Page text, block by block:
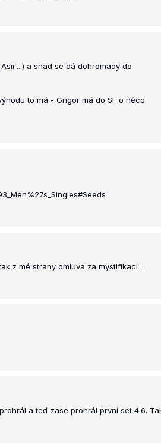
...) a snad se dá dohromady do
to má - Grigor má do SF o něco
z mé strany omluva za mystifikaci ..
a teď zase prohrál první set 4:6.